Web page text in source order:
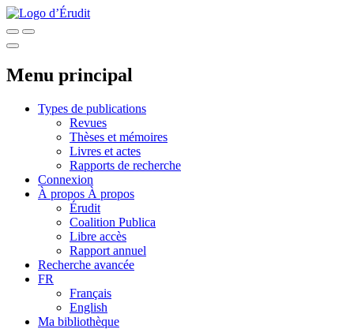
Menu principal
Types de publications
Revues
Thèses et mémoires
Livres et actes
Rapports de recherche
Connexion
À propos À propos
Érudit
Coalition Publica
Libre accès
Rapport annuel
Recherche avancée
FR
Français
English
Ma bibliothèque